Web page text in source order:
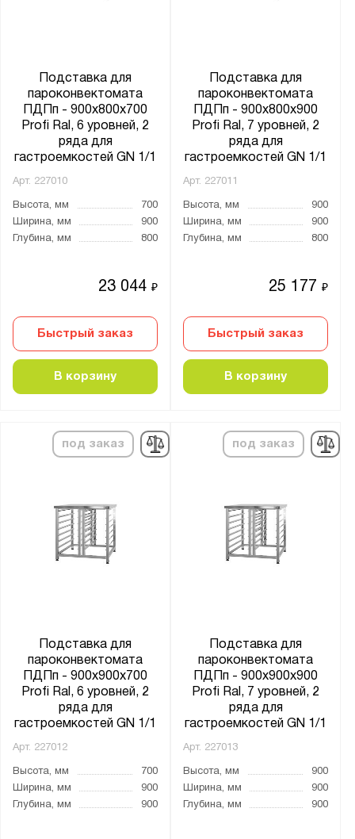
Подставка для
пароконвектомата
ПДПп - 900x800x700
Profi Ral, 6 уровней, 2
ряда для
гастроемкостей GN 1/1
Арт. 227010
Высота, мм
700
Ширина, мм
900
Глубина, мм
800
23 044₽
Быстрый заказ
В корзину
Подставка для
пароконвектомата
ПДПп - 900x800x900
Profi Ral, 7 уровней, 2
ряда для
гастроемкостей GN 1/1
Арт. 227011
Высота, мм
900
Ширина, мм
900
Глубина, мм
800
25 177₽
Быстрый заказ
В корзину
под заказ
Подставка для
пароконвектомата
ПДПп - 900x900x700
Profi Ral, 6 уровней, 2
ряда для
гастроемкостей GN 1/1
Арт. 227012
Высота, мм
700
Ширина, мм
900
Глубина, мм
900
под заказ
Подставка для
пароконвектомата
ПДПп - 900x900x900
Profi Ral, 7 уровней, 2
ряда для
гастроемкостей GN 1/1
Арт. 227013
Высота, мм
900
Ширина, мм
900
Глубина, мм
900